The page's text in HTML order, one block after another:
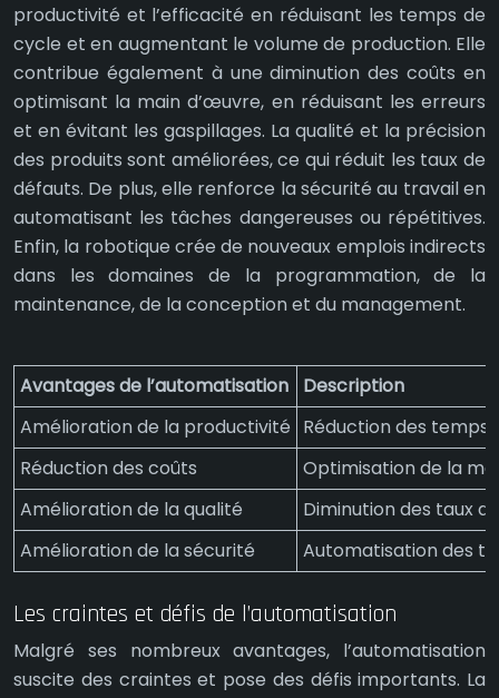
productivité et l’efficacité en réduisant les temps de
cycle et en augmentant le volume de production. Elle
contribue également à une diminution des coûts en
optimisant la main d’œuvre, en réduisant les erreurs
et en évitant les gaspillages. La qualité et la précision
des produits sont améliorées, ce qui réduit les taux de
défauts. De plus, elle renforce la sécurité au travail en
automatisant les tâches dangereuses ou répétitives.
Enfin, la robotique crée de nouveaux emplois indirects
dans les domaines de la programmation, de la
maintenance, de la conception et du management.
Avantages de l’automatisation
Description
Amélioration de la productivité Réduction des
Réduction des coûts
Optimisation de la
Amélioration de la qualité
Diminution des taux
Amélioration de la sécurité
Automatisation des
Les craintes et défis de l’automatisation
Malgré ses nombreux avantages, l’automatisation
suscite des craintes et pose des défis importants. La